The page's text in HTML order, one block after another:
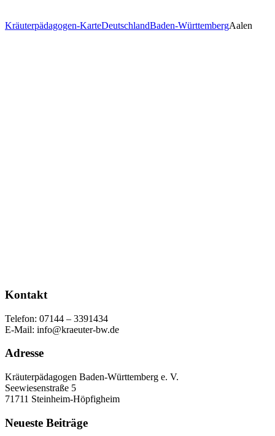
Kräuterpädagogen-KarteDeutschlandBaden-WürttembergAalen
Kontakt
Telefon: 07144 – 3391434
E-Mail: info@kraeuter-bw.de
Adresse
Kräuterpädagogen Baden-Württemberg e. V.
Seewiesenstraße 5
71711 Steinheim-Höpfigheim
Neueste Beiträge